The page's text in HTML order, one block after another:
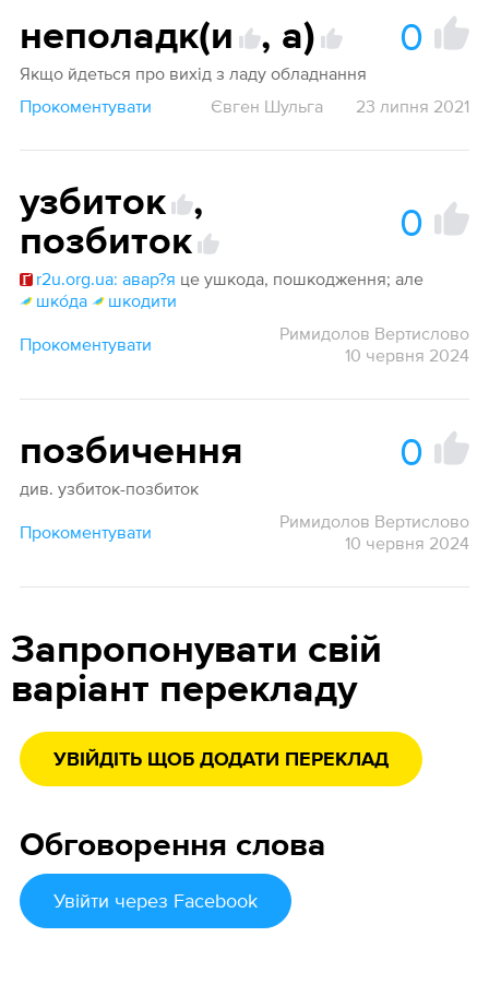
неполадк(и , а) 0
Якщо йдеться про вихід з ладу обладнання
Прокоментувати
Євген Шульга 23 липня 2021
узбиток
,
позбиток
0
r2u.org.ua: авар?я це ушкода, пошкодження; але
шко́да
шкодити
Прокоментувати
Римидолов Вертислово
10 червня 2024
позбичення 0
див. узбиток-позбиток
Прокоментувати
Римидолов Вертислово
10 червня 2024
Запропонувати свій
варіант перекладу
УВІЙДІТЬ ЩОБ ДОДАТИ ПЕРЕКЛАД
Обговорення слова
Увійти через Facebook